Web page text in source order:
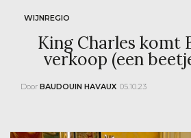
WIJNREGIO
King Charles komt
verkoop (een
Door BAUDOUIN HAVAUX 05.10.23